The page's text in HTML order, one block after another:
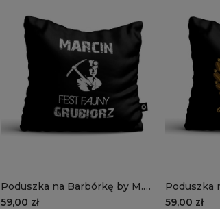
Poduszka na Barbórkę by M.
Gruchała | fest fajny grubiorz z
59,00 zł
Poduszka
Sługa |
59,00 zł